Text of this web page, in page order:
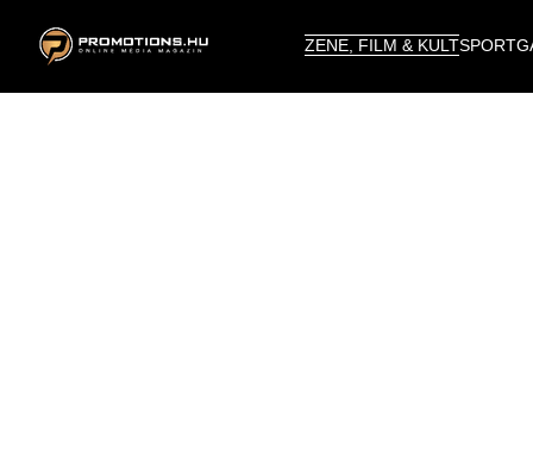
ZENE, FILM & KULTSPORT